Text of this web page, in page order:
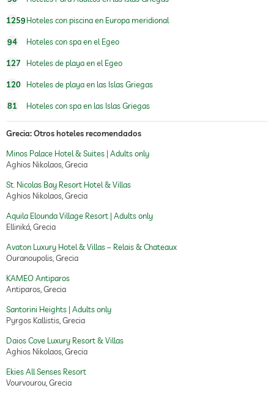
1259Hoteles con piscina en Europa meridional
94 Hoteles con spa en el Egeo
127 Hoteles de playa en el Egeo
120 Hoteles de playa en las Islas Griegas
81 Hoteles con spa en las Islas Griegas
Grecia: Otros hoteles recomendados
Minos Palace Hotel & Suites | Adults only
Aghios Nikolaos, Grecia
St. Nicolas Bay Resort Hotel & Villas
Aghios Nikolaos, Grecia
Aquila Elounda Village Resort | Adults only
Elliniká, Grecia
Avaton Luxury Hotel & Villas – Relais & Chateaux
Ouranoupolis, Grecia
KAMEO Antiparos
Antiparos, Grecia
Santorini Heights | Adults only
Pyrgos Kallistis, Grecia
Daios Cove Luxury Resort & Villas
Aghios Nikolaos, Grecia
Ekies All Senses Resort
Vourvourou, Grecia